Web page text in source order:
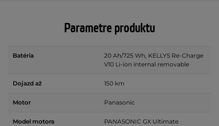
Parametre produktu
Batéria
20 Ah/725 Wh, KELLYS Re-Charge
V10 Li-ion internal removable
Dojazd až 150 km
Motor Panasonic
Model motora PANASONIC GX Ultimate